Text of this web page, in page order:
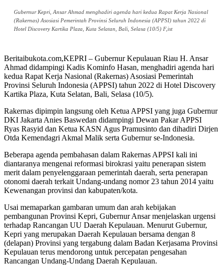
Gubernur Kepri, Ansar Ahmad menghadiri agenda hari kedua Rapat Kerja Nasional
(Rakernas) Asosiasi Pemerintah Provinsi Seluruh Indonesia (APPSI) tahun 2022 di
Hotel Discovery Kartika Plaza, Kuta Selatan, Bali, Selasa (10/5) F,ist
Beritaibukota.com,KEPRI – Gubernur Kepulauan Riau H. Ansar
Ahmad didampingi Kadis Kominfo Hasan, menghadiri agenda hari
kedua Rapat Kerja Nasional (Rakernas) Asosiasi Pemerintah
Provinsi Seluruh Indonesia (APPSI) tahun 2022 di Hotel Discovery
Kartika Plaza, Kuta Selatan, Bali, Selasa (10/5).
Rakernas dipimpin langsung oleh Ketua APPSI yang juga Gubernur
DKI Jakarta Anies Baswedan didampingi Dewan Pakar APPSI
Ryas Rasyid dan Ketua KASN Agus Pramusinto dan dihadiri Dirjen
Otda Kemendagri Akmal Malik serta Gubernur se-Indonesia.
Beberapa agenda pembahasan dalam Rakernas APPSI kali ini
diantaranya mengenai reformasi birokrasi yaitu penerapan sistem
merit dalam penyelenggaraan pemerintah daerah, serta penerapan
otonomi daerah terkait Undang-undang nomor 23 tahun 2014 yaitu
Kewenangan provinsi dan kabupaten/kota.
Usai memaparkan gambaran umum dan arah kebijakan
pembangunan Provinsi Kepri, Gubernur Ansar menjelaskan urgensi
terhadap Rancangan UU Daerah Kepulauan. Menurut Gubernur,
Kepri yang merupakan Daerah Kepulauan bersama dengan 8
(delapan) Provinsi yang tergabung dalam Badan Kerjasama Provinsi
Kepulauan terus mendorong untuk percepatan pengesahan
Rancangan Undang-Undang Daerah Kepulauan.